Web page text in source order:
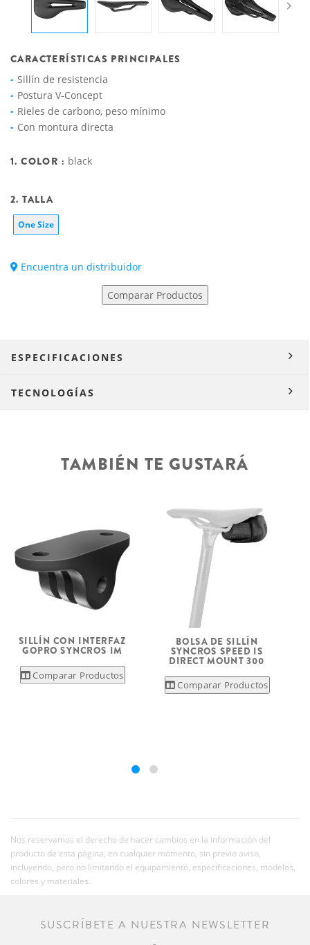
CARACTERÍSTICAS PRINCIPALES
Sillín de resistencia
Postura V-Concept
Rieles de carbono, peso mínimo
Con montura directa
1. COLOR : black
2. TALLA
One Size
Encuentra un distribuidor
Comparar Productos
ESPECIFICACIONES
TECNOLOGÍAS
TAMBIÉN TE GUSTARÁ
SILLÍN CON INTERFAZ
GOPRO SYNCROS IM
Comparar Productos
BOLSA DE SILLÍN
SYNCROS SPEED IS
DIRECT MOUNT 300
Comparar Productos
Nos reservamos el derecho de hacer cambios en la información del
producto de esta página, en cualquier momento, sin previo aviso,
incluyendo, pero no limitando el equipamiento, especificaciones, modelos,
colores y materiales.
SUSCRÍBETE A NUESTRA NEWSLETTER